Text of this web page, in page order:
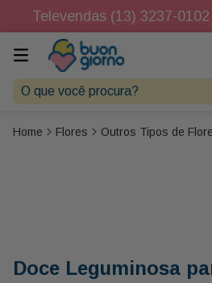
Televendas (13) 3237-
O que você procura?
Flores Outros Tipos de
Doce Leguminosa